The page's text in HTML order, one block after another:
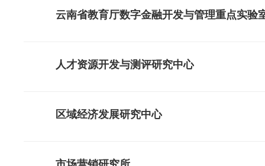
云南省教育厅数字金融开发与管理重点实验
人才资源开发与测评研究中心
区域经济发展研究中心